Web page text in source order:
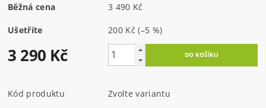
Běžná cena 3 490 Kč
Ušetříte 200 Kč(–5 %)
3 290 Kč
Kód produktu
Zvolte variantu